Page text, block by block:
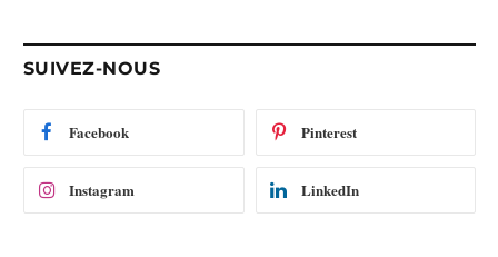
m
SUIVEZ-NOUS
Facebook Pinterest
Instagram LinkedIn